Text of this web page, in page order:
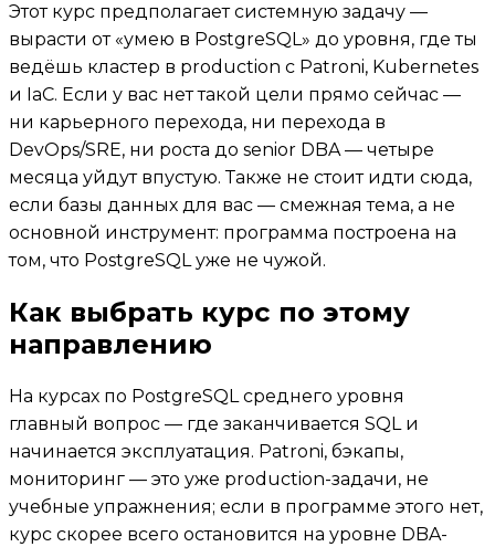
Этот курс предполагает системную задачу —
вырасти от «умею в PostgreSQL» до уровня, где ты
ведёшь кластер в production с Patroni, Kubernetes
и IaC. Если у вас нет такой цели прямо сейчас —
ни карьерного перехода, ни перехода в
DevOps/SRE, ни роста до senior DBA — четыре
месяца уйдут впустую. Также не стоит идти сюда,
если базы данных для вас — смежная тема, а не
основной инструмент: программа построена на
том, что PostgreSQL уже не чужой.
Как выбрать курс по этому
направлению
На курсах по PostgreSQL среднего уровня
главный вопрос — где заканчивается SQL и
начинается эксплуатация. Patroni, бэкапы,
мониторинг — это уже production-задачи, не
учебные упражнения; если в программе этого нет,
курс скорее всего остановится на уровне DBA-